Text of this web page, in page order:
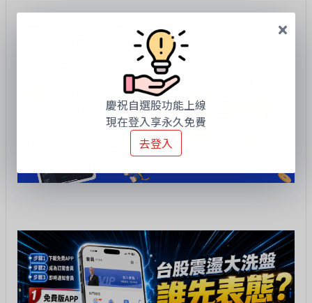
慶祝自選股功能上線
現在登入享永久免費
去登入